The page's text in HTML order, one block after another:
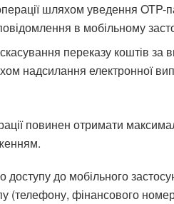
шляхом уведення
в мобільному
переказу коштів
надсилання електронної
повинен отримати
до мобільного
(телефону, фінансового